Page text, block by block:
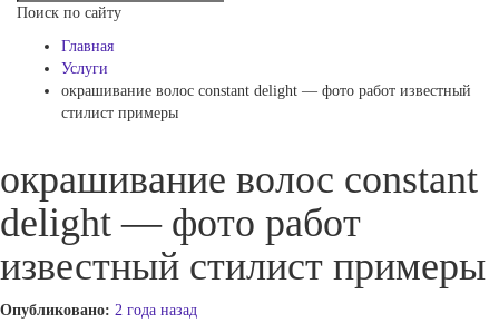
Поиск по сайту
Главная
Услуги
окрашивание волос constant delight — фото работ известный
стилист примеры
окрашивание волос constant
delight — фото работ
известный стилист примеры
Опубликовано: 2 года назад